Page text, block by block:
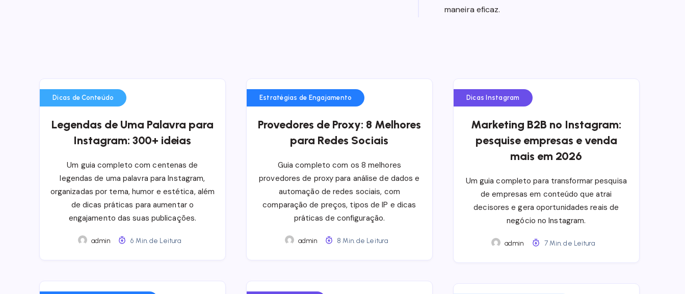
maneira eficaz.
Dicas de Conteúdo
Legendas de Uma Palavra para
Instagram: 300+ ideias
Um guia completo com centenas de
legendas de uma palavra para Instagram,
organizadas por tema, humor e estética, além
de dicas práticas para aumentar o
engajamento das suas publicações.
admin 6 Min. de Leitura
Estratégias de Engajamento
Provedores de Proxy: 8 Melhores
para Redes Sociais
Guia completo com os 8 melhores
provedores de proxy para análise de dados e
automação de redes sociais, com
comparação de preços, tipos de IP e dicas
práticas de configuração.
admin 8 Min. de Leitura
Dicas Instagram
Marketing B2B no Instagram:
pesquise empresas e venda
mais em 2026
Um guia completo para transformar pesquisa
de empresas em conteúdo que atrai
decisores e gera oportunidades reais de
negócio no Instagram.
admin 7 Min. de Leitura